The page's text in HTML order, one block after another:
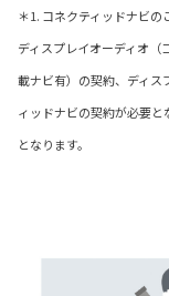
＊1. コネクティッドナビ
ディスプレイオーディオ（
載ナビ有）の契約、ディス
ィッドナビの契約が必要と
となります。